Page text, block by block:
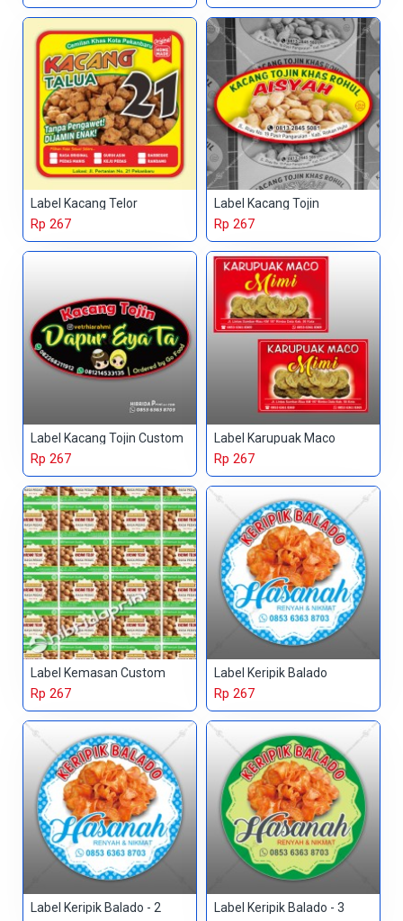
Label Kacang Telor
Rp 267
Label Kacang Tojin
Rp 267
Label Kacang Tojin Custom
Rp 267
Label Karupuak Maco
Rp 267
Label Kemasan Custom
Rp 267
Label Keripik Balado
Rp 267
Label Keripik Balado - 2 Label Keripik Balado - 3